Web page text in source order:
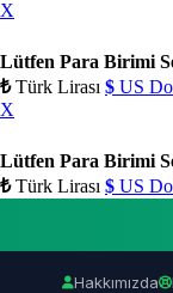
X
Lütfen Para Birimi
₺Türk Lirası $ US
X
Lütfen Para Birimi
₺Türk Lirası $ US
Hakkımızda